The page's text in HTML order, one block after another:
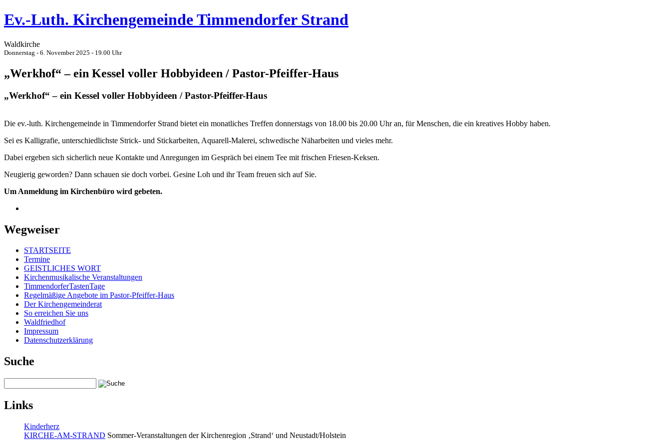
Ev.-Luth. Kirchengemeinde Timmendorfer Strand
Waldkirche
Donnerstag - 6. November 2025 - 19.00 Uhr
„Werkhof“ – ein Kessel voller Hobbyideen / Pastor-Pfeiffer-Haus
„Werkhof“ – ein Kessel voller Hobbyideen / Pastor-Pfeiffer-Haus
Die ev.-luth. Kirchengemeinde in Timmendorfer Strand bietet ein monatliches Treffen donnerstags von 18.00 bis 20.00 Uhr an, für Menschen, die ein kreatives Hobby haben.
Sei es Kalligrafie, unterschiedlichste Strick- und Stickarbeiten, Aquarell-Malerei, schwedische Näharbeiten und vieles mehr.
Dabei ergeben sich sicherlich neue Kontakte und Anregungen im Gespräch bei einem Tee mit frischen Friesen-Keksen.
Neugierig geworden? Dann schauen sie doch vorbei. Gesine Loh und ihr Team freuen sich auf Sie.
Um Anmeldung im Kirchenbüro wird gebeten.
Wegweiser
STARTSEITE
Termine
GEISTLICHES WORT
Kirchenmusikalische Veranstaltungen
TimmendorferTastenTage
Regelmäßige Angebote im Pastor-Pfeiffer-Haus
Der Kirchengemeinderat
So erreichen Sie uns
Waldfriedhof
Impressum
Datenschutzerklärung
Suche
Links
Kinderherz
KIRCHE-AM-STRAND Sommer-Veranstaltungen der Kirchenregion ‚Strand‘ und Neustadt/Holstein